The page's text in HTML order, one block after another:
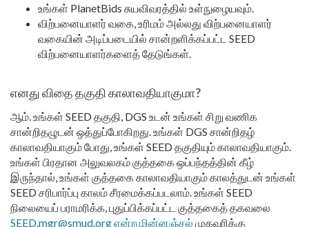
உங்கள் PlanetBids சுயவிவரத்தில் உள்நுழையவும்.
விற்பனையாளர் வகை, உரிமம் அல்லது விற்பனையாளர்
வகையின் அடிப்படையில் சான்றளிக்கப்பட்ட SEED
விற்பனையாளர்களைத் தேடுங்கள்.
எனது விதை தகுதி காலாவதியாகுமா?
ஆம். உங்கள் SEED தகுதி, DGS உடன் உங்கள் சிறு வணிக
சான்றிதழுடன் ஒத்துப்போகிறது. உங்கள் DGS சான்றிதழ்
காலாவதியாகும் போது, உங்கள் SEED தகுதியும் காலாவதியாகும்.
உங்கள் பிரதான அலுவலகம் குத்தகை ஒப்பந்தத்தின் கீழ்
இருந்தால், உங்கள் குத்தகை காலாவதியாகும் காலத்துடன் உங்கள்
SEED சரிபார்ப்பு காலம் சீரமைக்கப்படலாம். உங்கள் SEED
நிலையைப் பராமரிக்க, புதுப்பிக்கப்பட்ட குத்தகைத் தகவலை
SEED.mgr@smud.org என்ற மின்னஞ்சல் முகவரிக்கு